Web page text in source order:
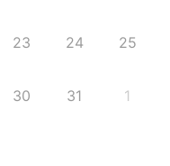
23 24 25
30 31 1